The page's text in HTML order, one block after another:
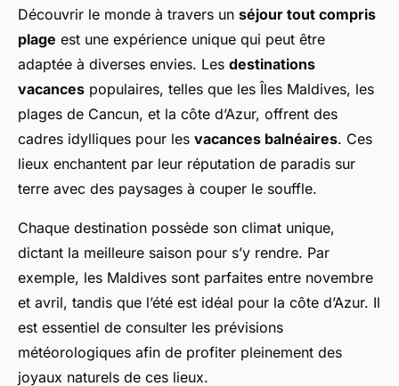
Sofia•22 mars 2025•5 min de lecture
Découvrir le monde à travers un séjour tout compris
plage est une expérience unique qui peut être
adaptée à diverses envies. Les destinations
vacances populaires, telles que les Îles Maldives, les
plages de Cancun, et la côte d’Azur, offrent des
cadres idylliques pour les vacances balnéaires. Ces
lieux enchantent par leur réputation de paradis sur
terre avec des paysages à couper le souffle.
Chaque destination possède son climat unique,
dictant la meilleure saison pour s’y rendre. Par
exemple, les Maldives sont parfaites entre novembre
et avril, tandis que l’été est idéal pour la côte d’Azur. Il
est essentiel de consulter les prévisions
météorologiques afin de profiter pleinement des
joyaux naturels de ces lieux.